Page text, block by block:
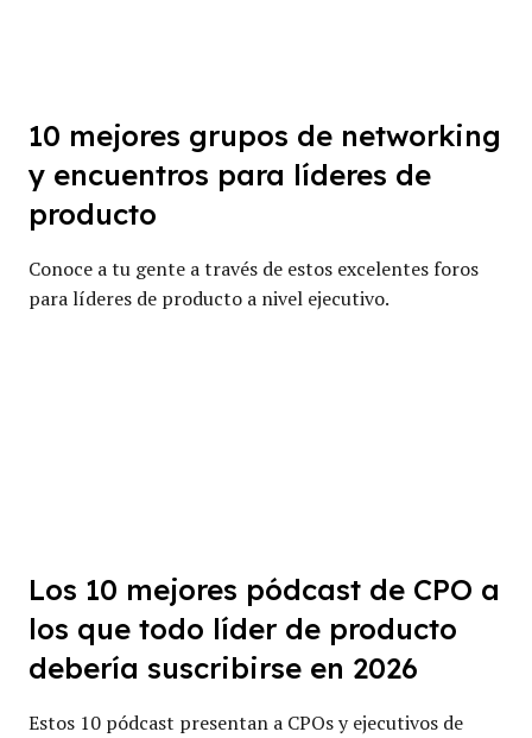
10 mejores grupos de networking
y encuentros para líderes de
producto
Conoce a tu gente a través de estos excelentes foros
para líderes de producto a nivel ejecutivo.
Los 10 mejores pódcast de CPO a
los que todo líder de producto
debería suscribirse en 2026
Estos 10 pódcast presentan a CPOs y ejecutivos de